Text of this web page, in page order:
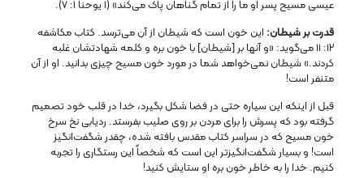
عیسی مسیح پسر او ما را از تمام گناهان پاک می‌کند» (۱ یوحنا ۱: ۷).
قدرت بر شیطان: این خون است که شیطان از آن می‌ترسد. کتاب مکاشفه
۱۲: ۱۱ می‌گوید: «و آنها بر [شیطان] با خون بره و کلمه شهادتشان غلبه
کردند.» شیطان نمی‌خواهد شما در مورد خون مسیح چیزی بدانید. او از آن
متنفر است!
قبل از اینکه این سیاره حتی در فضا شکل بگیرد، خدا در قلب خود تصمیم
گرفته بود که پسرش را برای مردن بر روی صلیب بفرستد. ردیابی نخ سرخ
خون مسیح که در سراسر کتاب مقدس بافته شده، چقدر شگفت‌انگیز
است! و بسیار شگفت‌انگیزتر این است که شخصاً این رستگاری را تجربه
کنیم. خدا را به خاطر خون بره او ستایش کنید!